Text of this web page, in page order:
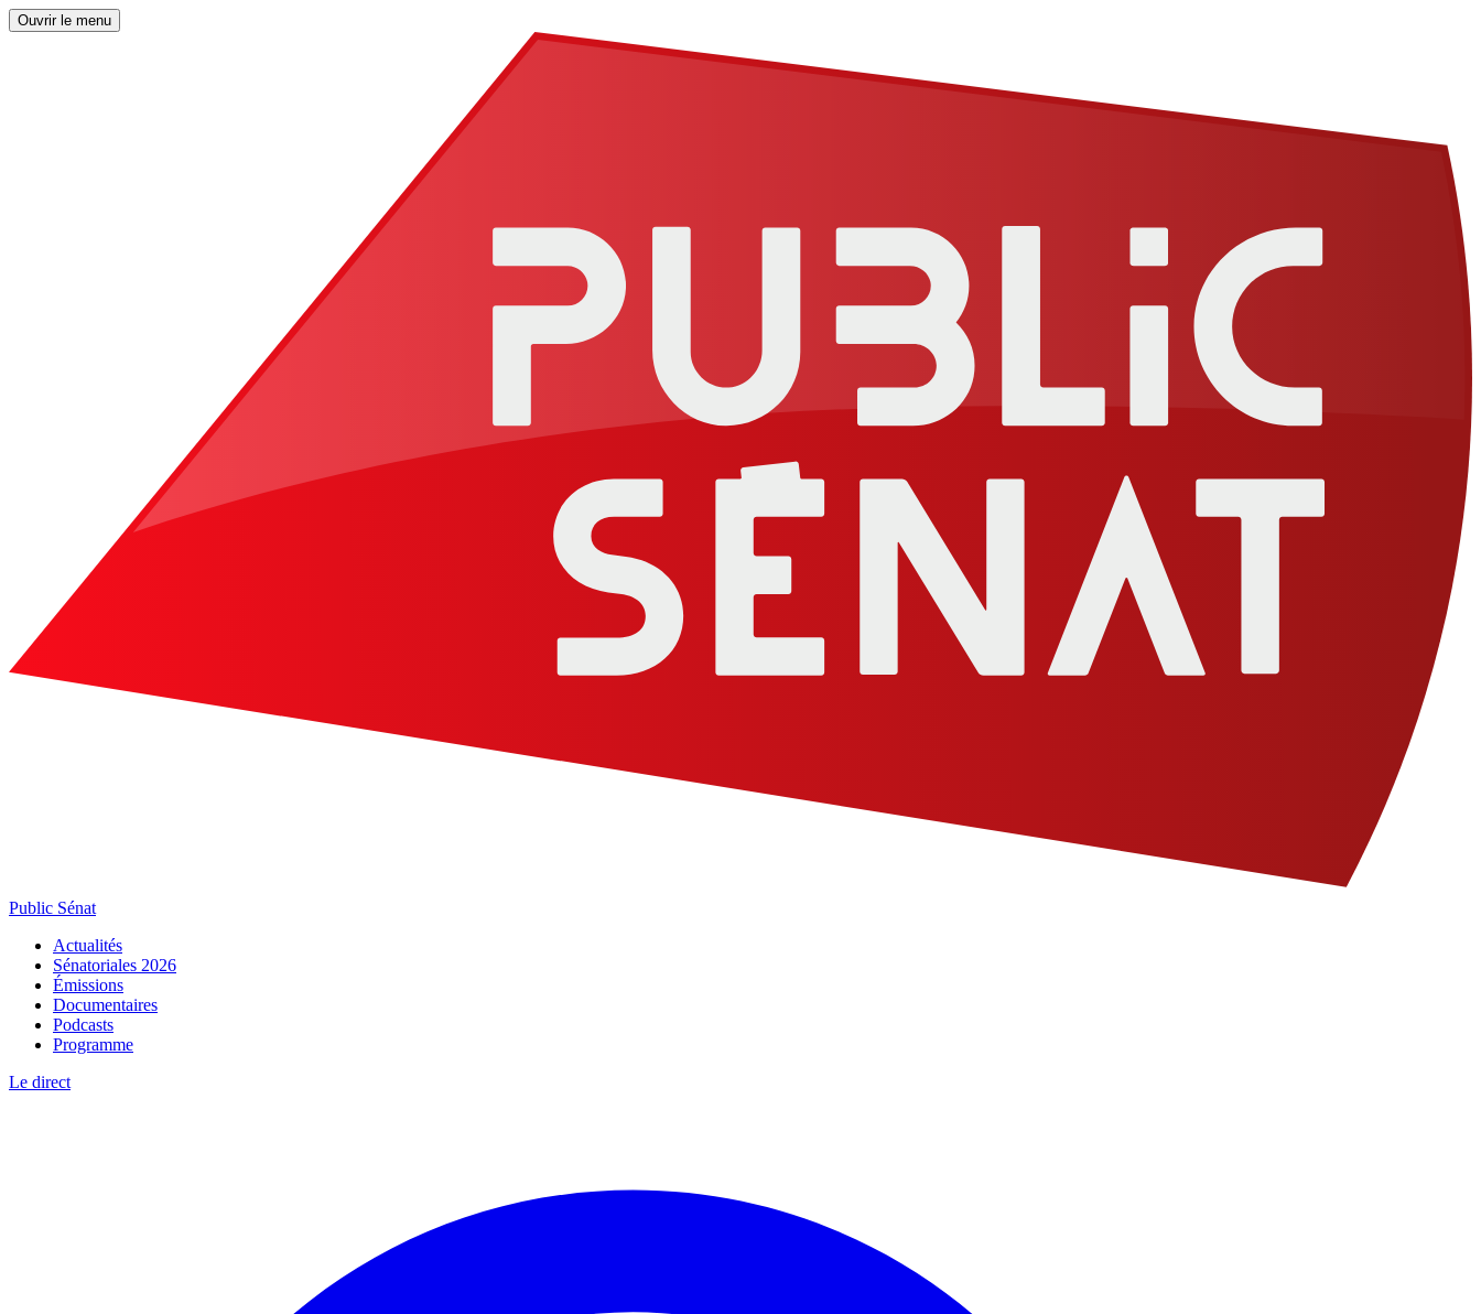
Ouvrir le menu
Public Sénat
Actualités
Sénatoriales 2026
Émissions
Documentaires
Podcasts
Programme
Le direct